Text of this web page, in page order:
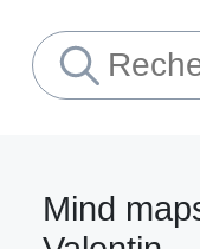
Mind